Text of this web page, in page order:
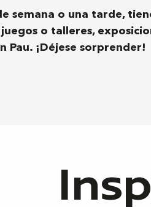
semana o una tarde,
o talleres,
Pau. ¡Déjese sorprender!